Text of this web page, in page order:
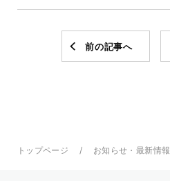
前の記事へ
トップページ お知らせ・最新情報